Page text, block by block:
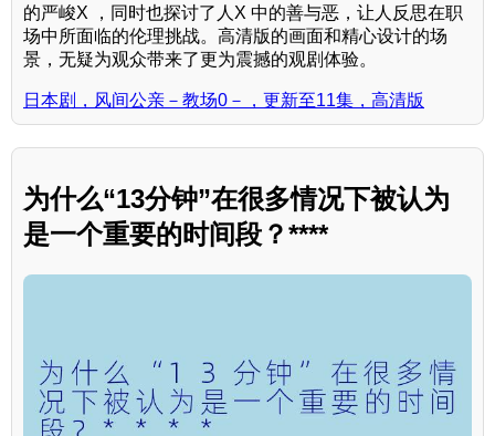
的严峻X ，同时也探讨了人X 中的善与恶，让人反思在职
场中所面临的伦理挑战。高清版的画面和精心设计的场
景，无疑为观众带来了更为震撼的观剧体验。
日本剧，风间公亲－教场0－，更新至11集，高清版
为什么“13分钟”在很多情况下被认为
是一个重要的时间段？****